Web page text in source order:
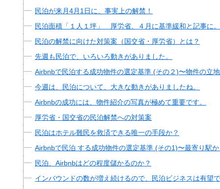
民泊が来月4月1日に、事実上の解禁！
民泊面積「１人１坪」 厚労省、４月に基準緩和と記事に
民泊の解禁に向けた対策案（国交省・厚労省）とは？
先週も民泊で、いろいろ動きがありました。
Airbnbで民泊する成功物件の選定基準 (その２)〜物件の立
今週は、民泊について、大きな動きがありましたね。
Airbnbの成功には、物件紹介の写真が極めて重要です。
厚労省・国交省の民泊解禁への対策案
民泊はホテル難民を救済できる唯一の手段か？
Airbnbで民泊 する成功物件の選定基準 (その1)〜最寄り駅
民泊、Airbnbはどの程度儲かるのか？
インバウンドの数が増え続けるので、民泊ビジネスは有望